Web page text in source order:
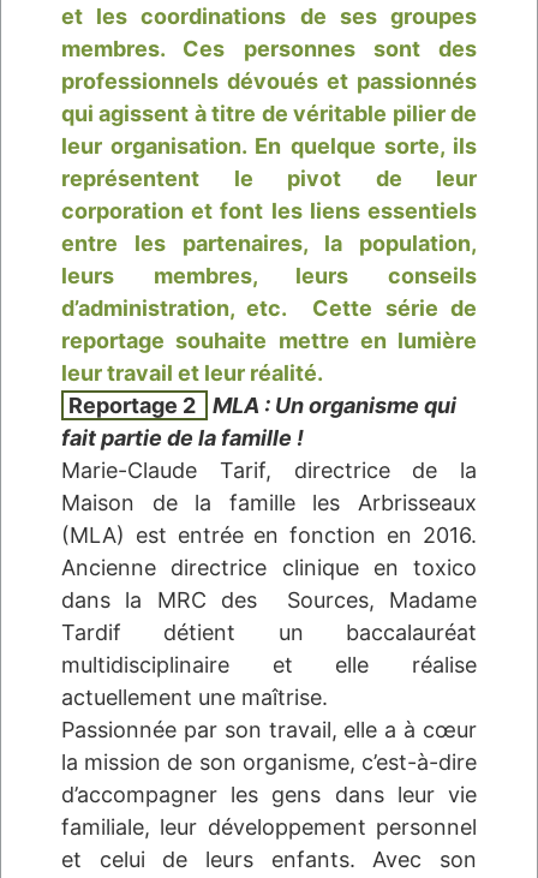
et les coordinations de ses groupes
membres. Ces personnes sont des
professionnels dévoués et passionnés
qui agissent à titre de véritable pilier de
leur organisation. En quelque sorte, ils
représentent le pivot de leur
corporation et font les liens essentiels
entre les partenaires, la population,
leurs membres, leurs conseils
d’administration, etc.
Cette série de
reportage souhaite mettre en lumière
leur travail et leur réalité.
Reportage 2
MLA : Un organisme qui
fait partie de la famille !
Marie-Claude Tarif, directrice de la
Maison de la famille les Arbrisseaux
(MLA) est entrée en fonction en 2016.
Ancienne directrice clinique en toxico
dans la MRC des
Sources, Madame
Tardif détient un baccalauréat
multidisciplinaire et elle réalise
actuellement une maîtrise.
Passionnée par son travail, elle a à cœur
la mission de son organisme, c’est-à-dire
d’accompagner les gens dans leur vie
familiale, leur développement personnel
et celui de leurs enfants. Avec son